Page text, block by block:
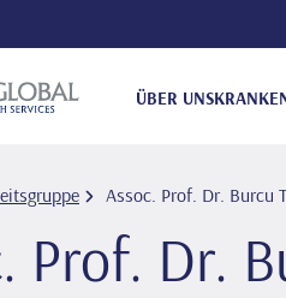
ÜBER UNS
Assoc. Prof. Dr. Burcu
Prof. Dr.